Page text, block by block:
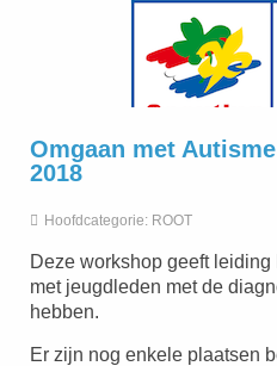
Omgaan met
2018
Hoofdcategorie: ROOT
Deze workshop geeft
met jeugdleden met de
hebben.
Er zijn nog enkele plaatsen